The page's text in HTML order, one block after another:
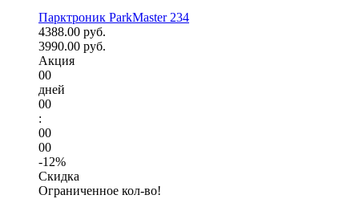
Парктроник ParkMaster 234
4388.00 руб.
3990.00 руб.
Акция
00
дней
00
:
00
00
-12%
Скидка
Ограниченное кол-во!